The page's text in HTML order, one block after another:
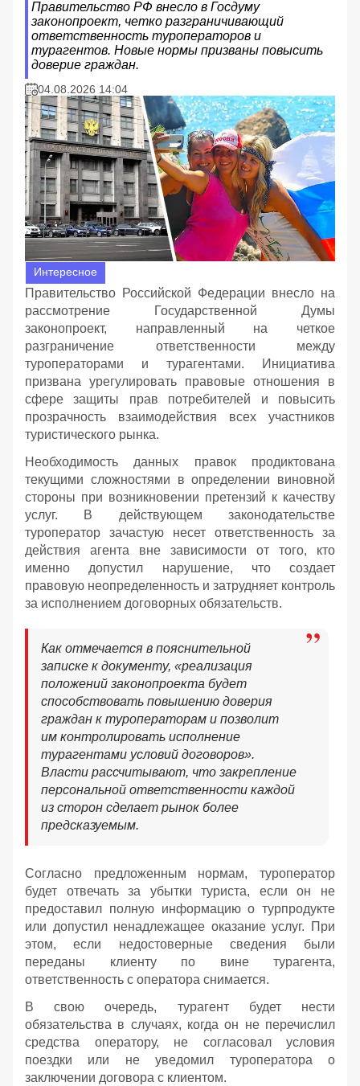
Правительство РФ внесло в Госдуму
законопроект, четко разграничивающий
ответственность туроператоров и
турагентов. Новые нормы призваны повысить
доверие граждан.
04.08.2026 14:04
Интересное
Правительство Российской Федерации внесло на
рассмотрение Государственной Думы
законопроект, направленный на четкое
разграничение ответственности между
туроператорами и турагентами. Инициатива
призвана урегулировать правовые отношения в
сфере защиты прав потребителей и повысить
прозрачность взаимодействия всех участников
туристического рынка.
Необходимость данных правок продиктована
текущими сложностями в определении виновной
стороны при возникновении претензий к качеству
услуг. В действующем законодательстве
туроператор зачастую несет ответственность за
действия агента вне зависимости от того, кто
именно допустил нарушение, что создает
правовую неопределенность и затрудняет контроль
за исполнением договорных обязательств.
Как отмечается в пояснительной
записке к документу, «реализация
положений законопроекта будет
способствовать повышению доверия
граждан к туроператорам и позволит
им контролировать исполнение
турагентами условий договоров».
Власти рассчитывают, что закрепление
персональной ответственности каждой
из сторон сделает рынок более
предсказуемым.
Согласно предложенным нормам, туроператор
будет отвечать за убытки туриста, если он не
предоставил полную информацию о турпродукте
или допустил ненадлежащее оказание услуг. При
этом, если недостоверные сведения были
переданы клиенту по вине турагента,
ответственность с оператора снимается.
В свою очередь, турагент будет нести
обязательства в случаях, когда он не перечислил
средства оператору, не согласовал условия
поездки или не уведомил туроператора о
заключении договора с клиентом.